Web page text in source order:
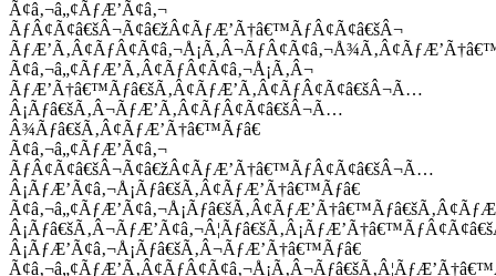
Ã¢â‚¬â„¢ÃƒÆ’Ã¢â‚¬
ÃƒÂ¢Ã¢â€šÂ¬Ã¢â€žÂ¢ÃƒÆ’Ã†â€™ÃƒÂ¢Ã¢â€šÂ¬
Ã¢â‚¬â„¢ÃƒÆ’Ã‚Â¢ÃƒÂ¢Ã¢â‚¬Å¡Ã‚Â¬
ÃƒÆ’Ã†â€™Ãƒâ€šÃ‚Â¢ÃƒÆ’Ã‚Â¢ÃƒÂ¢Ã¢â€šÂ¬Ã…
Â¡Ãƒâ€šÃ‚Â¬ÃƒÆ’Ã‚Â¢ÃƒÂ¢Ã¢â€šÂ¬Ã…
Â¾Ãƒâ€šÃ‚Â¢ÃƒÆ’Ã†â€™Ãƒâ€
Ã¢â‚¬â„¢ÃƒÆ’Ã¢â‚¬
ÃƒÂ¢Ã¢â€šÂ¬Ã¢â€žÂ¢ÃƒÆ’Ã†â€™ÃƒÂ¢Ã¢â€šÂ¬Ã…
Â¡ÃƒÆ’Ã¢â‚¬Å¡Ãƒâ€šÃ‚Â¢ÃƒÆ’Ã†â€™Ãƒâ€
Â¡ÃƒÆ’Ã¢â‚¬Å¡Ãƒâ€šÃ‚Â¬ÃƒÆ’Ã†â€™Ãƒâ€